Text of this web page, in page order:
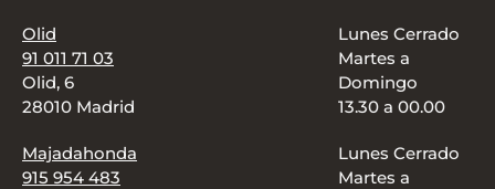
Olid
91 011 71 03
Olid, 6
28010 Madrid
Lunes Cerrado
Martes a
Domingo
13.30 a 00.00
Majadahonda
915 954 483
Lunes Cerrado
Martes a